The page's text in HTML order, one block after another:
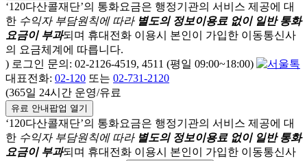
‘120다산콜재단’의 통화요금은 행정기관의 서비스 제공에 대
한 수익자 부담원칙에 따라 별도의 정보이용료 없이 일반 통화
요금이 부과되며 휴대전화 이용시 본인이 가입한 이동통신사
의 요금체계에 따릅니다.
) 로그인 문의: 02-2126-4519, 4511 (평일 09:00~18:00)
대표전화: 02-120 또는 02-731-2120
(365일 24시간 운영/유료
유료 안내팝업 열기
‘120다산콜재단’의 통화요금은 행정기관의 서비스 제공에 대
한 수익자 부담원칙에 따라 별도의 정보이용료 없이 일반 통화
요금이 부과되며 휴대전화 이용시 본인이 가입한 이동통신사